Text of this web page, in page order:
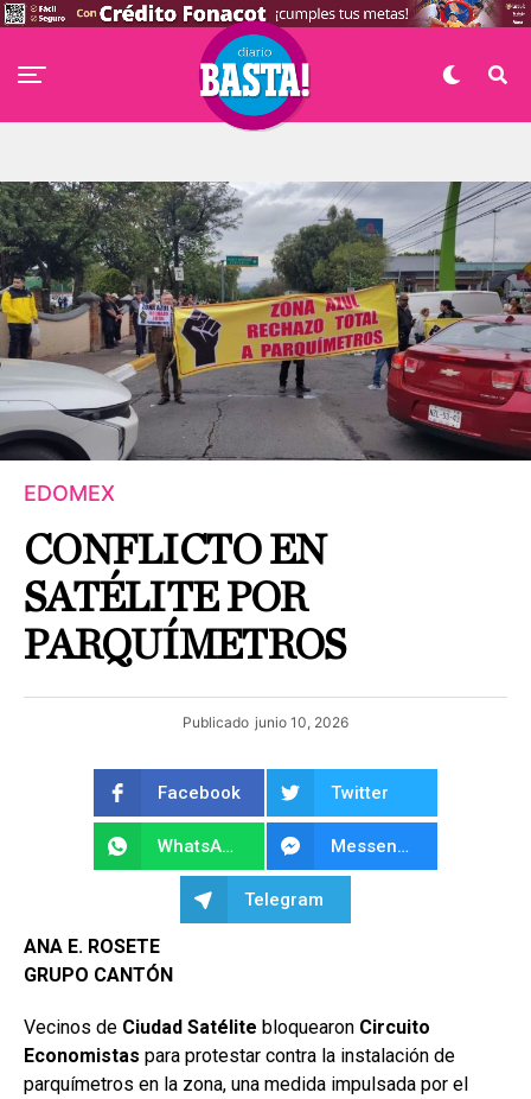
EDOMEX
CONFLICTO EN
SATÉLITE POR
PARQUÍMETROS
Publicado junio 10, 2026
Facebook Twitter
WhatsApp Messenger
Telegram
ANA E. ROSETE
GRUPO CANTÓN
Vecinos de Ciudad Satélite bloquearon Circuito
Economistas para protestar contra la instalación de
parquímetros en la zona, una medida impulsada por el